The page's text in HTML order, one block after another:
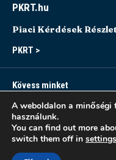
PKRT.hu
Piaci Kérdések
PKRT >
Kövess minket
SitemapAccessibility
A weboldalon a minőségi
használunk.
You can find out more
switch them off in settings